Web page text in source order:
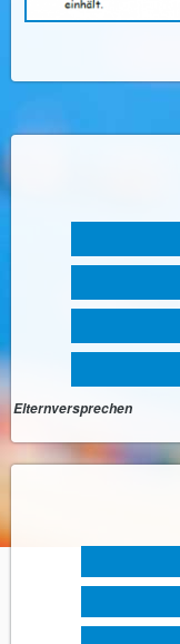
überspringen
Elternversprechen
Navigation